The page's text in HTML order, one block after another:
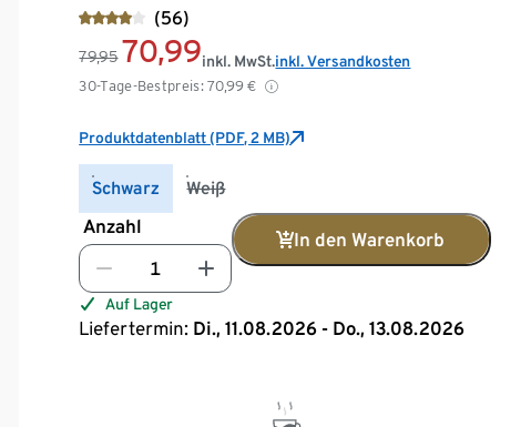
(56)
79,95 70,99
30-Tage-Bestpreis: 70,99 €
inkl. MwSt.inkl. Versandkosten
Produktdatenblatt (PDF, 2 MB)
Schwarz Weiß
Anzahl
In den Warenkorb
Auf Lager
Liefertermin: Di., 11.08.2026 - Do., 13.08.2026